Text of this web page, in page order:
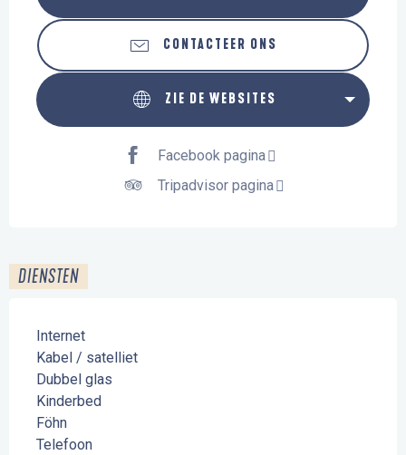
CONTACTEER ONS
ZIE DE WEBSITES
Facebook pagina
Tripadvisor pagina
DIENSTEN
Internet
Kabel / satelliet
Dubbel glas
Kinderbed
Föhn
Telefoon